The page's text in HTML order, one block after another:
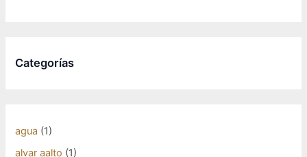
Categorías
agua (1)
alvar aalto (1)